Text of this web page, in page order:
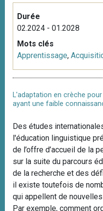
Durée
02.2024 - 01.2028
Mots clés
Apprentissage,
L'adaptation en crèche
ayant une faible
Des études
l'éducation linguistique
de l’offre d’accueil de la
sur la suite du parcours
de la recherche et des
il existe toutefois de
qui appellent de
Par exemple, comment